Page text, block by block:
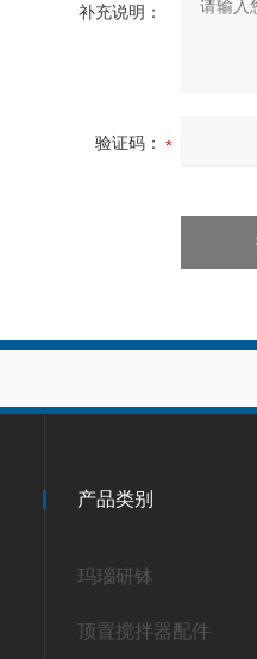
补充说明：
验证码：
产品类别
玛瑙研钵
顶置搅拌器配件